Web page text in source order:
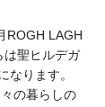
ROGH LAGH
は聖ヒルデガ
なります。
の暮らしの